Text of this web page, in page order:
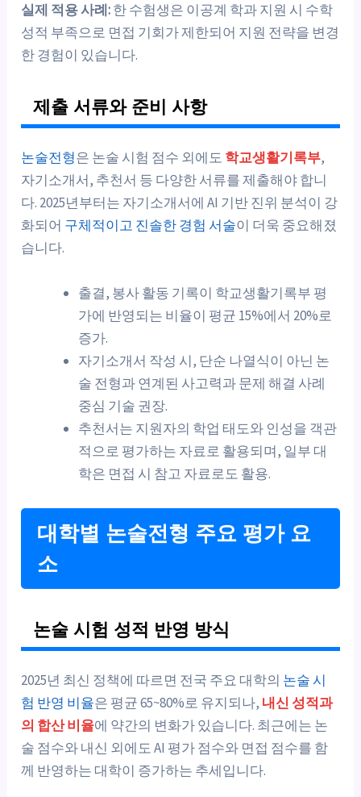
실제 적용 사례:한 수험생은 이공계 학과 지원 시 수학
성적 부족으로 면접 기회가 제한되어 지원 전략을 변경
한 경험이 있습니다.
제출 서류와 준비 사항
논술전형은 논술 시험 점수 외에도 학교생활기록부,
자기소개서, 추천서 등 다양한 서류를 제출해야 합니
다. 2025년부터는 자기소개서에 AI 기반 진위 분석이 강
화되어 구체적이고 진솔한 경험 서술이 더욱 중요해졌
습니다.
출결, 봉사 활동 기록이 학교생활기록부 평
가에 반영되는 비율이 평균 15%에서 20%로
증가.
자기소개서 작성 시, 단순 나열식이 아닌 논
술 전형과 연계된 사고력과 문제 해결 사례
중심 기술 권장.
추천서는 지원자의 학업 태도와 인성을 객관
적으로 평가하는 자료로 활용되며, 일부 대
학은 면접 시 참고 자료로도 활용.
대학별 논술전형 주요 평가 요
소
논술 시험 성적 반영 방식
2025년 최신 정책에 따르면 전국 주요 대학의 논술 시
험 반영 비율은 평균 65~80%로 유지되나, 내신 성적과
의 합산 비율에 약간의 변화가 있습니다. 최근에는 논
술 점수와 내신 외에도 AI 평가 점수와 면접 점수를 함
께 반영하는 대학이 증가하는 추세입니다.